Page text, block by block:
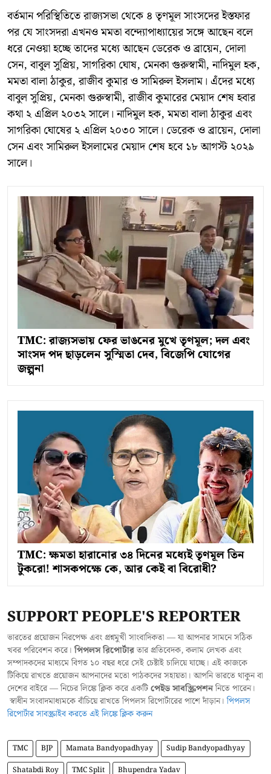
বর্তমান পরিস্থিতিতে রাজ্যসভা থেকে ৪ তৃণমূল সাংসদের ইস্তফার
পর যে সাংসদরা এখনও মমতা বন্দ্যোপাধ্যায়ের সঙ্গে আছেন বলে
ধরে নেওয়া হচ্ছে তাদের মধ্যে আছেন ডেরেক ও ব্রায়েন, দোলা
সেন, বাবুল সুপ্রিয়, সাগরিকা ঘোষ, মেনকা গুরুস্বামী, নাদিমুল হক,
মমতা বালা ঠাকুর, রাজীব কুমার ও সামিরুল ইসলাম। এঁদের মধ্যে
বাবুল সুপ্রিয়, মেনকা গুরুস্বামী, রাজীব কুমারের মেয়াদ শেষ হবার
কথা ২ এপ্রিল ২০৩২ সালে। নাদিমুল হক, মমতা বালা ঠাকুর এবং
সাগরিকা ঘোষের ২ এপ্রিল ২০৩০ সালে। ডেরেক ও ব্রায়েন, দোলা
সেন এবং সামিরুল ইসলামের মেয়াদ শেষ হবে ১৮ আগস্ট ২০২৯
সালে।
TMC: রাজ্যসভায় ফের ভাঙনের মুখে তৃণমূল; দল এবং
সাংসদ পদ ছাড়লেন সুস্মিতা দেব, বিজেপি যোগের
জল্পনা
TMC: ক্ষমতা হারানোর ৩৪ দিনের মধ্যেই তৃণমূল তিন
টুকরো! শাসকপক্ষে কে, আর কেই বা বিরোধী?
SUPPORT PEOPLE'S REPORTER
ভারতের প্রয়োজন নিরপেক্ষ এবং প্রশ্নমুখী সাংবাদিকতা — যা আপনার সামনে সঠিক
খবর পরিবেশন করে।পিপলস রিপোর্টারতার প্রতিবেদক, কলাম লেখক এবং
সম্পাদকদের মাধ্যমে বিগত ১০ বছর ধরে সেই চেষ্টাই চালিয়ে যাচ্ছে। এই কাজকে
টিকিয়ে রাখতে প্রয়োজন আপনাদের মতো পাঠকদের সহায়তা। আপনি ভারতে থাকুন বা
দেশের বাইরে — নিচের লিঙ্কে ক্লিক করে একটিপেইড সাবস্ক্রিপশননিতে পারেন।
স্বাধীন সংবাদমাধ্যমকে বাঁচিয়ে রাখতে পিপলস রিপোর্টারের পাশে দাঁড়ান।পিপলস
রিপোর্টার সাবস্ক্রাইব করতে এই লিঙ্কে ক্লিক করুন
TMC BJP Mamata Bandyopadhyay
Sudip Bandyopadhyay
Shatabdi Roy
TMC Split Bhupendra Yadav